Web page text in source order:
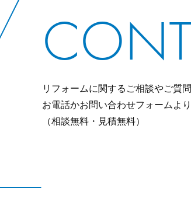
リフォームに関するご相談やご質
お電話かお問い合わせフォームよ
（相談無料・見積無料）